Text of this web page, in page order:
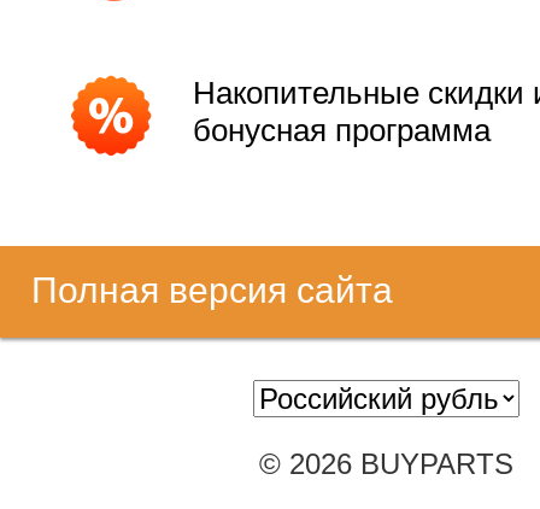
Накопительные скидки
бонусная программа
Полная версия сайта
© 2026 BUYPARTS